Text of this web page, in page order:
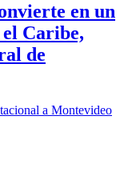
en un
Caribe,
de